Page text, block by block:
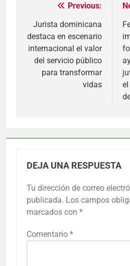
Navegación
de
entradas
Previous:
Jurista dominicana
destaca en escenario
internacional el valor
del servicio público
para transformar
vidas
DEJA UNA RESPUESTA
Tu dirección de correo
publicada. Los campos
marcados con *
Comentario *